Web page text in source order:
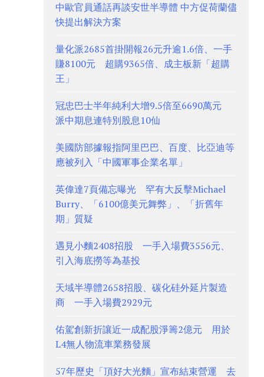
中歐官員通話再談安世半導體 中方促荷蘭儘
快提出解決方案
量化派2685首掛開報26元升逾1.6倍、一手
賺8100元 超購9365倍、成主板新「超購
王」
冠忠巴士半年純利大增9.5倍至6690萬元
派中期息連特別股息10仙
美國防部據報指阿里巴巴、百度、比亞迪等
應被列入「中國軍事企業名單」
英偉達7頁備忘曝光 罕有大反擊Michael
Burry、「6100億美元舞弊」、「折舊年
期」質疑
遇見小麵2408招股 一手入場費3556元、
引入海底撈等為基投
天域半導體2658招股、碳化硅外延片製造
商 一手入場費2929元
佑駕創新折讓近一成配股淨籌2億元 用於
L4無人物流車業務發展
57年歷史「頂好大光麵」宣布結束營運 去